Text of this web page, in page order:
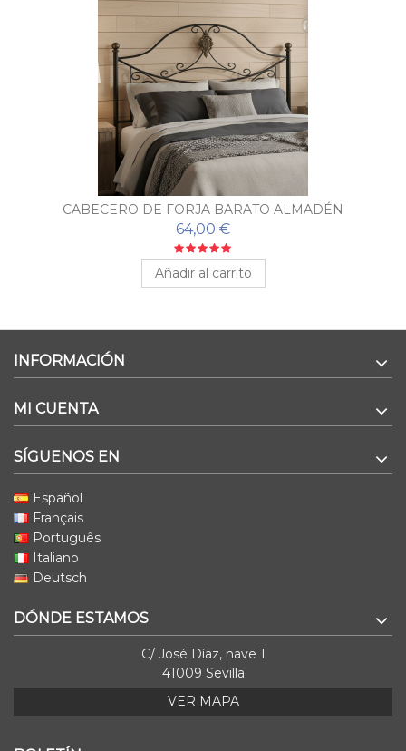
CABECERO DE FORJA BARATO ALMADÉN
64,00 €
Añadir al carrito
INFORMACIÓN
MI CUENTA
SÍGUENOS EN
Español
Français
Português
Italiano
Deutsch
DÓNDE ESTAMOS
C/ José Díaz, nave 1
41009 Sevilla
VER MAPA